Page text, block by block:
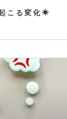
こる変化☀